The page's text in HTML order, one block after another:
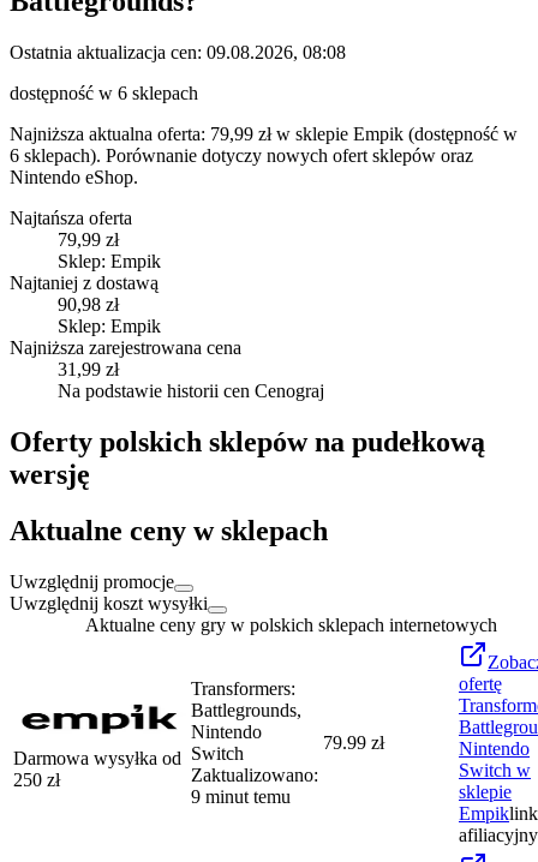
Ostatnia aktualizacja cen: 09.08.2026, 08:08
dostępność w 6 sklepach
Najniższa aktualna oferta: 79,99 zł w sklepie Empik (dostępność w
6 sklepach). Porównanie dotyczy nowych ofert sklepów oraz
Nintendo eShop.
Najtańsza oferta
79,99 zł
Sklep: Empik
Najtaniej z dostawą
90,98 zł
Sklep: Empik
Najniższa zarejestrowana cena
31,99 zł
Na podstawie historii cen Cenograj
Oferty polskich sklepów na pudełkową
wersję
Aktualne ceny w sklepach
Uwzględnij promocje
Uwzględnij koszt wysyłki
Aktualne ceny gry w polskich sklepach internetowych
Darmowa wysyłka od
250 zł
Transformers:
Battlegrounds,
Nintendo
Switch
Zaktualizowano:
9 minut temu
79.99 zł
ofertę
Nintendo
Switch w
sklepie
Empiklink
afiliacyjny